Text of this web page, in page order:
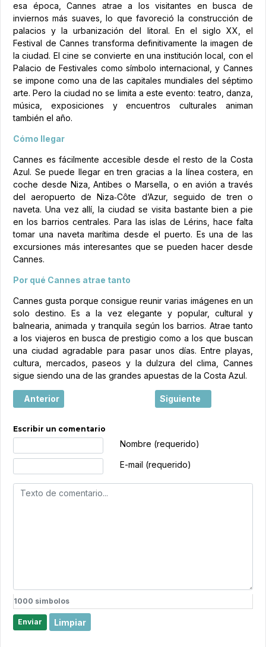
esa época, Cannes atrae a los visitantes en busca de
inviernos más suaves, lo que favoreció la construcción de
palacios y la urbanización del litoral. En el siglo XX, el
Festival de Cannes transforma definitivamente la imagen de
la ciudad. El cine se convierte en una institución local, con el
Palacio de Festivales como símbolo internacional, y Cannes
se impone como una de las capitales mundiales del séptimo
arte. Pero la ciudad no se limita a este evento: teatro, danza,
música, exposiciones y encuentros culturales animan
también el año.
Cómo llegar
Cannes es fácilmente accesible desde el resto de la Costa
Azul. Se puede llegar en tren gracias a la línea costera, en
coche desde Niza, Antibes o Marsella, o en avión a través
del aeropuerto de Niza‑Côte d’Azur, seguido de tren o
naveta. Una vez allí, la ciudad se visita bastante bien a pie
en los barrios centrales. Para las islas de Lérins, hace falta
tomar una naveta marítima desde el puerto. Es una de las
excursiones más interesantes que se pueden hacer desde
Cannes.
Por qué Cannes atrae tanto
Cannes gusta porque consigue reunir varias imágenes en un
solo destino. Es a la vez elegante y popular, cultural y
balnearia, animada y tranquila según los barrios. Atrae tanto
a los viajeros en busca de prestigio como a los que buscan
una ciudad agradable para pasar unos días. Entre playas,
cultura, mercados, paseos y la dulzura del clima, Cannes
sigue siendo una de las grandes apuestas de la Costa Azul.
Artículo anterior: Dinan, entre murallas medievales y
Anterior Artículo siguiente:
Siguiente
Escribir un comentario
Nombre (requerido)
E-mail (requerido)
1000 simbolos
Enviar Limpiar